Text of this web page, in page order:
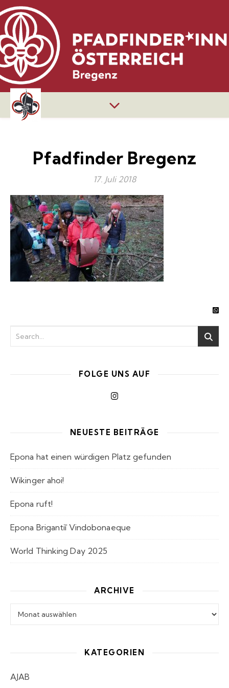
Pfadfinder Bregenz
17. Juli 2018
FOLGE UNS AUF
NEUESTE BEITRÄGE
Epona hat einen würdigen Platz gefunden
Wikinger ahoi!
Epona ruft!
Epona Brigantiī Vindobonaeque
World Thinking Day 2025
ARCHIVE
KATEGORIEN
AJAB